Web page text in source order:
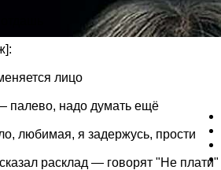
лицо
палево, надо думать ещё
любимая, я задержусь, прости
расклад — говорят "Не плати"